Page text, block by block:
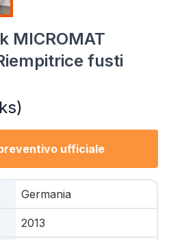
MICROMAT
fusti
ufficiale
Germania
2013